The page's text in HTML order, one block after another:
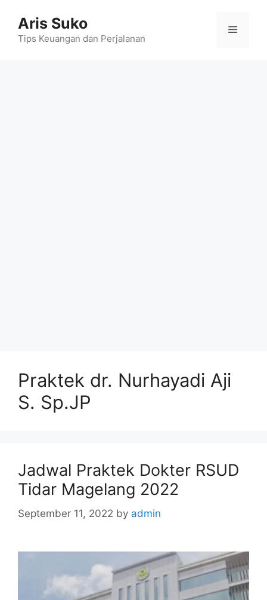
content
Aris Suko
Tips Keuangan dan Perjalanan
Menu
Praktek dr. Nurhayadi Aji
S. Sp.JP
Jadwal Praktek Dokter RSUD
Tidar Magelang 2022
September 11, 2022 by admin